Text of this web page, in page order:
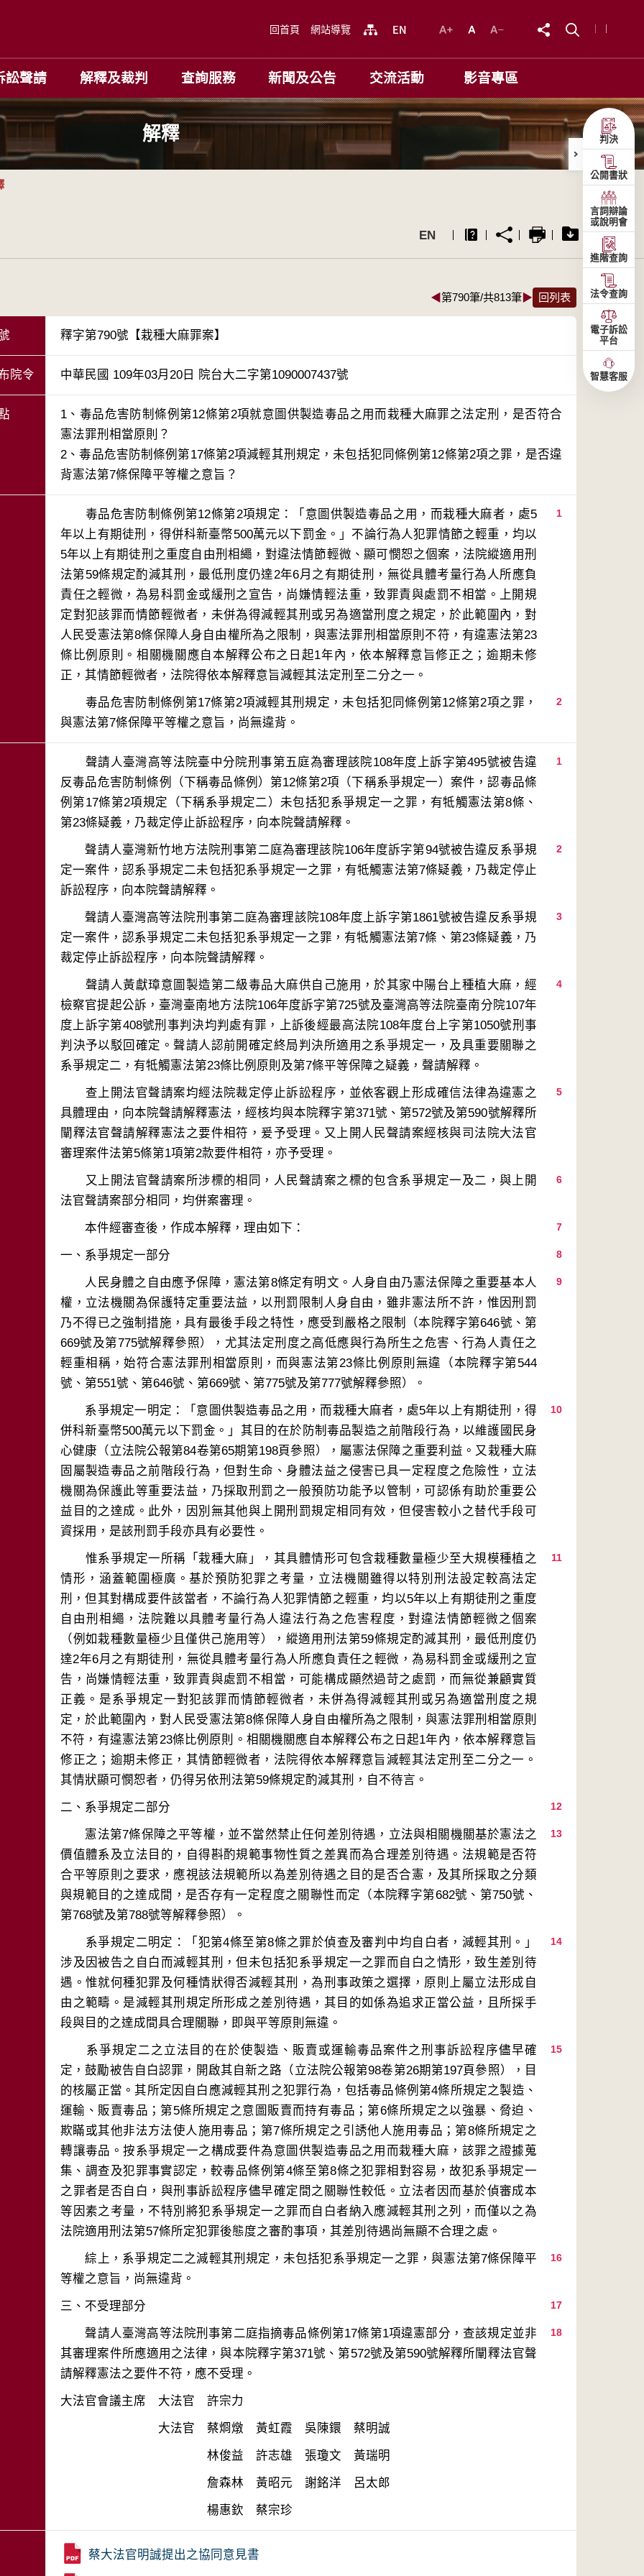
回首頁 網站導覽
訟聲請 解釋及裁判 查詢服務 新聞及公告 交流活動 影音專區
解釋
EN
◀第790筆/共813筆▶ 回列表
釋字第790號【栽種大麻罪案】
院令 中華民國 109年03月20日 院台大二字第1090007437號
1、毒品危害防制條例第12條第2項就意圖供製造毒品之用而栽種大麻罪之法定刑，是否符合
憲法罪刑相當原則？
2、毒品危害防制條例第17條第2項減輕其刑規定，未包括犯同條例第12條第2項之罪，是否違
背憲法第7條保障平等權之意旨？
1
毒品危害防制條例第12條第2項規定：「意圖供製造毒品之用，而栽種大麻者，處5
年以上有期徒刑，得併科新臺幣500萬元以下罰金。」不論行為人犯罪情節之輕重，均以
5年以上有期徒刑之重度自由刑相繩，對違法情節輕微、顯可憫恕之個案，法院縱適用刑
法第59條規定酌減其刑，最低刑度仍達2年6月之有期徒刑，無從具體考量行為人所應負
責任之輕微，為易科罰金或緩刑之宣告，尚嫌情輕法重，致罪責與處罰不相當。上開規
定對犯該罪而情節輕微者，未併為得減輕其刑或另為適當刑度之規定，於此範圍內，對
人民受憲法第8條保障人身自由權所為之限制，與憲法罪刑相當原則不符，有違憲法第23
條比例原則。相關機關應自本解釋公布之日起1年內，依本解釋意旨修正之；逾期未修
2
毒品危害防制條例第17條第2項減輕其刑規定，未包括犯同條例第12條第2項之罪，
1
聲請人臺灣高等法院臺中分院刑事第五庭為審理該院108年度上訴字第495號被告違
反毒品危害防制條例（下稱毒品條例）第12條第2項（下稱系爭規定一）案件，認毒品條
例第17條第2項規定（下稱系爭規定二）未包括犯系爭規定一之罪，有牴觸憲法第8條、
2
聲請人臺灣新竹地方法院刑事第二庭為審理該院106年度訴字第94號被告違反系爭規
定一案件，認系爭規定二未包括犯系爭規定一之罪，有牴觸憲法第7條疑義，乃裁定停止
3
聲請人臺灣高等法院刑事第二庭為審理該院108年度上訴字第1861號被告違反系爭規
定一案件，認系爭規定二未包括犯系爭規定一之罪，有牴觸憲法第7條、第23條疑義，乃
4
聲請人黃獻璋意圖製造第二級毒品大麻供自己施用，於其家中陽台上種植大麻，經
檢察官提起公訴，臺灣臺南地方法院106年度訴字第725號及臺灣高等法院臺南分院107年
度上訴字第408號刑事判決均判處有罪，上訴後經最高法院108年度台上字第1050號刑事
判決予以駁回確定。聲請人認前開確定終局判決所適用之系爭規定一，及具重要關聯之
5
查上開法官聲請案均經法院裁定停止訴訟程序，並依客觀上形成確信法律為違憲之
具體理由，向本院聲請解釋憲法，經核均與本院釋字第371號、第572號及第590號解釋所
闡釋法官聲請解釋憲法之要件相符，爰予受理。又上開人民聲請案經核與司法院大法官
6
又上開法官聲請案所涉標的相同，人民聲請案之標的包含系爭規定一及二，與上開
7
8
9
人民身體之自由應予保障，憲法第8條定有明文。人身自由乃憲法保障之重要基本人
權，立法機關為保護特定重要法益，以刑罰限制人身自由，雖非憲法所不許，惟因刑罰
乃不得已之強制措施，具有最後手段之特性，應受到嚴格之限制（本院釋字第646號、第
669號及第775號解釋參照），尤其法定刑度之高低應與行為所生之危害、行為人責任之
輕重相稱，始符合憲法罪刑相當原則，而與憲法第23條比例原則無違（本院釋字第544
10
系爭規定一明定：「意圖供製造毒品之用，而栽種大麻者，處5年以上有期徒刑，得
併科新臺幣500萬元以下罰金。」其目的在於防制毒品製造之前階段行為，以維護國民身
心健康（立法院公報第84卷第65期第198頁參照），屬憲法保障之重要利益。又栽種大麻
固屬製造毒品之前階段行為，但對生命、身體法益之侵害已具一定程度之危險性，立法
機關為保護此等重要法益，乃採取刑罰之一般預防功能予以管制，可認係有助於重要公
益目的之達成。此外，因別無其他與上開刑罰規定相同有效，但侵害較小之替代手段可
11
惟系爭規定一所稱「栽種大麻」，其具體情形可包含栽種數量極少至大規模種植之
情形，涵蓋範圍極廣。基於預防犯罪之考量，立法機關雖得以特別刑法設定較高法定
刑，但其對構成要件該當者，不論行為人犯罪情節之輕重，均以5年以上有期徒刑之重度
自由刑相繩，法院難以具體考量行為人違法行為之危害程度，對違法情節輕微之個案
（例如栽種數量極少且僅供己施用等），縱適用刑法第59條規定酌減其刑，最低刑度仍
達2年6月之有期徒刑，無從具體考量行為人所應負責任之輕微，為易科罰金或緩刑之宣
告，尚嫌情輕法重，致罪責與處罰不相當，可能構成顯然過苛之處罰，而無從兼顧實質
正義。是系爭規定一對犯該罪而情節輕微者，未併為得減輕其刑或另為適當刑度之規
定，於此範圍內，對人民受憲法第8條保障人身自由權所為之限制，與憲法罪刑相當原則
不符，有違憲法第23條比例原則。相關機關應自本解釋公布之日起1年內，依本解釋意旨
修正之；逾期未修正，其情節輕微者，法院得依本解釋意旨減輕其法定刑至二分之一。
12
13
憲法第7條保障之平等權，並不當然禁止任何差別待遇，立法與相關機關基於憲法之
價值體系及立法目的，自得斟酌規範事物性質之差異而為合理差別待遇。法規範是否符
合平等原則之要求，應視該法規範所以為差別待遇之目的是否合憲，及其所採取之分類
與規範目的之達成間，是否存有一定程度之關聯性而定（本院釋字第682號、第750號、
14
系爭規定二明定：「犯第4條至第8條之罪於偵查及審判中均自白者，減輕其刑。」
涉及因被告之自白而減輕其刑，但未包括犯系爭規定一之罪而自白之情形，致生差別待
遇。惟就何種犯罪及何種情狀得否減輕其刑，為刑事政策之選擇，原則上屬立法形成自
由之範疇。是減輕其刑規定所形成之差別待遇，其目的如係為追求正當公益，且所採手
15
系爭規定二之立法目的在於使製造、販賣或運輸毒品案件之刑事訴訟程序儘早確
定，鼓勵被告自白認罪，開啟其自新之路（立法院公報第98卷第26期第197頁參照），目
的核屬正當。其所定因自白應減輕其刑之犯罪行為，包括毒品條例第4條所規定之製造、
運輸、販賣毒品；第5條所規定之意圖販賣而持有毒品；第6條所規定之以強暴、脅迫、
欺瞞或其他非法方法使人施用毒品；第7條所規定之引誘他人施用毒品；第8條所規定之
轉讓毒品。按系爭規定一之構成要件為意圖供製造毒品之用而栽種大麻，該罪之證據蒐
集、調查及犯罪事實認定，較毒品條例第4條至第8條之犯罪相對容易，故犯系爭規定一
之罪者是否自白，與刑事訴訟程序儘早確定間之關聯性較低。立法者因而基於偵審成本
等因素之考量，不特別將犯系爭規定一之罪而自白者納入應減輕其刑之列，而僅以之為
16
綜上，系爭規定二之減輕其刑規定，未包括犯系爭規定一之罪，與憲法第7條保障平
17
18
聲請人臺灣高等法院刑事第二庭指摘毒品條例第17條第1項違憲部分，查該規定並非
其審理案件所應適用之法律，與本院釋字第371號、第572號及第590號解釋所闡釋法官聲
楊惠欽　蔡宗珍
蔡大法官明誠提出之協同意見書
判決
公開書狀
言詞辯論
或說明會
進階查詢
法令查詢
電子訴訟
平台
智慧客服